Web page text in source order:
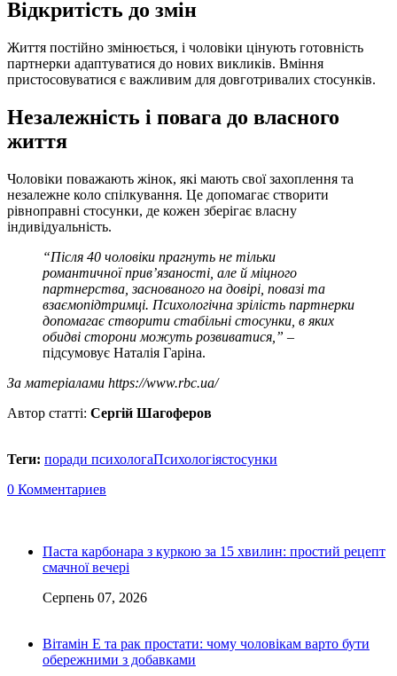
Відкритість до змін
Життя постійно змінюється, і чоловіки цінують готовність
партнерки адаптуватися до нових викликів. Вміння
пристосовуватися є важливим для довготривалих стосунків.
Незалежність і повага до власного
життя
Чоловіки поважають жінок, які мають свої захоплення та
незалежне коло спілкування. Це допомагає створити
рівноправні стосунки, де кожен зберігає власну
індивідуальність.
“Після 40 чоловіки прагнуть не тільки
романтичної прив’язаності, але й міцного
партнерства, заснованого на довірі, повазі та
взаємопідтримці. Психологічна зрілість партнерки
допомагає створити стабільні стосунки, в яких
обидві сторони можуть розвиватися,” –
підсумовує Наталія Гаріна.
За матеріалами https://www.rbc.ua/
Автор статті: Сергій Шагоферов
Теги: поради психологаПсихологіястосунки
0 Комментариев
Паста карбонара з куркою за 15 хвилин: простий рецепт
смачної вечері
Серпень 07, 2026
Вітамін Е та рак простати: чому чоловікам варто бути
обережними з добавками